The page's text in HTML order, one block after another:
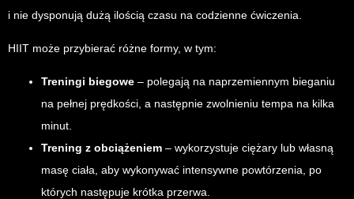
i nie dysponują dużą ilością czasu na codzienne ćwiczenia.
HIIT może przybierać różne formy, w tym:
Treningi biegowe – polegają na naprzemiennym bieganiu
na pełnej prędkości, a następnie zwolnieniu tempa na kilka
minut.
Trening z obciążeniem – wykorzystuje ciężary lub własną
masę ciała, aby wykonywać intensywne powtórzenia, po
których następuje krótka przerwa.